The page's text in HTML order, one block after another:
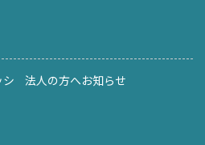
法人の方へお知らせ